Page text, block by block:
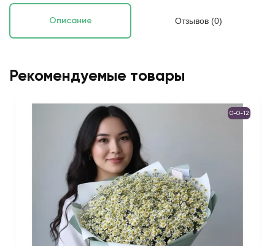
Описание Отзывов (0)
Рекомендуемые товары
0-0-12